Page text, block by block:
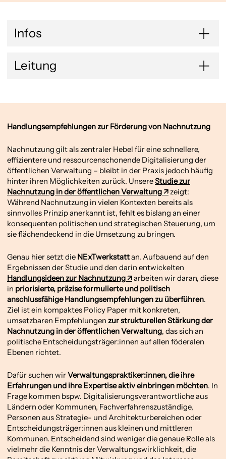
Infos
Leitung
Handlungsempfehlungen zur Förderung von Nachnutzung
Nachnutzung gilt als zentraler Hebel für eine schnellere,
effizientere und ressourcenschonende Digitalisierung der
öffentlichen Verwaltung – bleibt in der Praxis jedoch häufig
hinter ihren Möglichkeiten zurück. UnsereStudie zur
Nachnutzung in der öffentlichen Verwaltung
zeigt:
Während Nachnutzung in vielen Kontexten bereits als
sinnvolles Prinzip anerkannt ist, fehlt es bislang an einer
konsequenten politischen und strategischen Steuerung, um
sie flächendeckend in die Umsetzung zu bringen.
Genau hier setzt die NExTwerkstattan. Aufbauend auf den
Ergebnissen der Studie und den darin entwickelten
Handlungsideen zur Nachnutzung
arbeiten wir daran, diese
in priorisierte, präzise formulierte und politisch
anschlussfähige Handlungsempfehlungen zu überführen.
Ziel ist ein kompaktes Policy Paper mit konkreten,
umsetzbaren Empfehlungen zur strukturellen Stärkung der
Nachnutzung in der öffentlichen Verwaltung, das sich an
politische Entscheidungsträger:innen auf allen föderalen
Ebenen richtet.
Dafür suchen wirVerwaltungspraktiker:innen, die ihre
Erfahrungen und ihre Expertise aktiv einbringen möchten. In
Frage kommen bspw. Digitalisierungsverantwortliche aus
Ländern oder Kommunen, Fachverfahrenszuständige,
Personen aus Strategie- und Architekturbereichen oder
Entscheidungsträger:innen aus kleinen und mittleren
Kommunen. Entscheidend sind weniger die genaue Rolle als
vielmehr die Kenntnis der Verwaltungswirklichkeit, die